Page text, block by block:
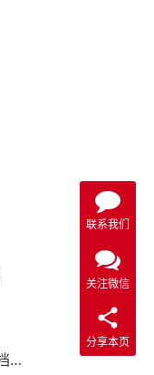
哲林ZL-D500高拍仪条码识别，让扫描完的文档更便
联系我们
关注微信
分享本页